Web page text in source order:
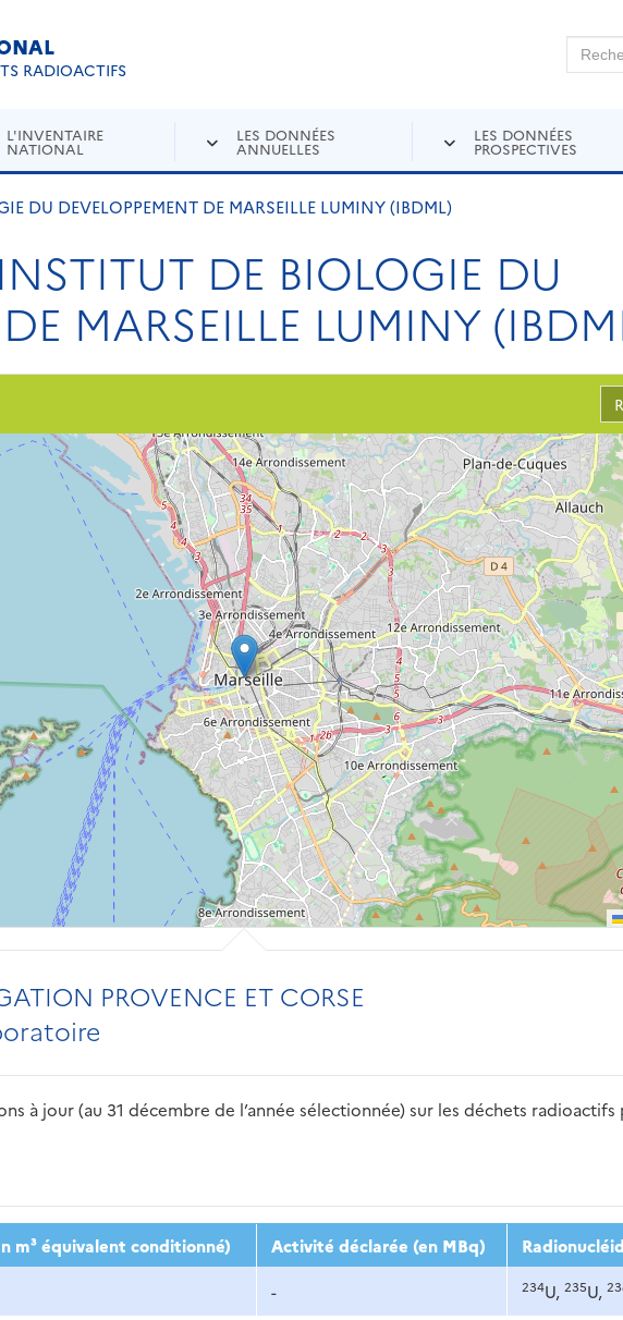
RADIOACTIFS
Rechercher
L'INVENTAIRE
NATIONAL
LES DONNÉES
ANNUELLES
LES DONNÉES
PROSPECTIVES
DU DEVELOPPEMENT DE MARSEILLE LUMINY (IBDML)
DE BIOLOGIE DU
MARSEILLE LUMINY
PROVENCE ET CORSE
à jour (au 31 décembre de l’année sélectionnée) sur les déchets radioactifs
2017 2018 2019 2020
m³ équivalent conditionné) Activité déclarée (en MBq)
-
234U, 235U,